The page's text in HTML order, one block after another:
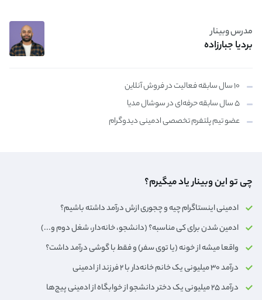
مدرس وبینار
بردیا جبارزاده
۱۰ سال سابقه فعالیت در فروش آنلاین
۵ سال سابقه حرفه‌ای در سوشال مدیا
عضو تیم پلتفرم تخصصی ادمینی دیدوگرام
چی تو این وبینار یاد میگیرم؟
ادمینی اینستاگرام چیه و چجوری ازش درآمد داشته باشیم؟
ادمین شدن برای کی مناسبه؟ (دانشجو، خانه‌دار،‌ شغل دوم و...)
واقعا میشه از خونه (یا توی سفر) و فقط با گوشی درآمد داشت؟
درآمد ۳۰ میلیونی یک خانم خانه‌دار با ۲ فرزند از ادمینی
درآمد ۲۵ میلیونی یک دختر دانشجو از خوابگاه از ادمینی پیج‌ها